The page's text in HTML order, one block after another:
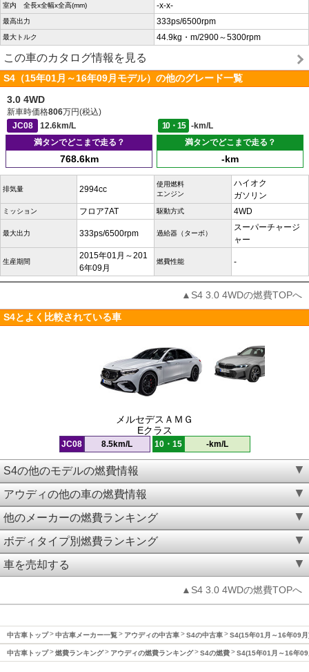
室内 全長x全幅x全高(mm) -x-x-
最高出力 333ps/6500rpm
最大トルク 44.9kg・m/2900～5300rpm
この車のカタログ情報を見る
S4（15年01月～16年09月モデル）の他のグレード一覧
3.0 4WD
新車時価格806万円(税込)
JC08
12.6km/L 10・15
-km/L
満タンでどこまで走る？
768.6km
満タンでどこまで走る？
-km
排気量 2994cc
使用燃料
エンジン
ハイオク
ガソリン
ミッション フロア7AT 駆動方式 4WD
最大出力 333ps/6500rpm 過給器（ターボ）
スーパーチャージ
ャー
生産期間
2015年01月～201
6年09月
燃費性能 -
▲S4 3.0 4WDの燃費TOPへ
S4とよく比較されている車
メルセデスＡＭＧ
Eクラス
JC08 8.5km/L 10・15 -km/L
S4の他のモデルの燃費情報
アウディの他の車の燃費情報
他のメーカーの燃費ランキング
ボディタイプ別燃費ランキング
車を売却する
▲S4 3.0 4WDの燃費TOPへ
中古車トップ 中古車メーカー一覧 アウディの中古車 S4の中古車 S4(15年01月～16年09月
中古車トップ 燃費ランキング アウディの燃費ランキング S4の燃費 S4(15年01月～16年09